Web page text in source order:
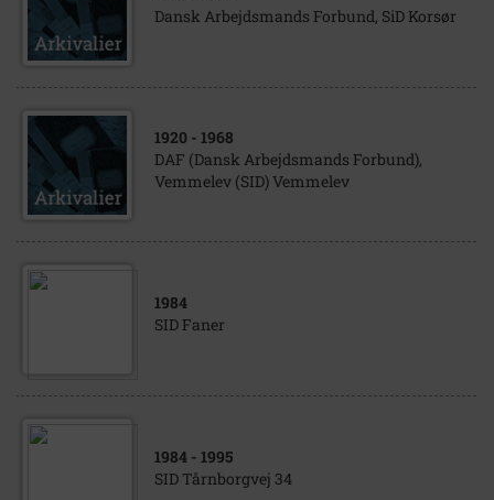
Dansk Arbejdsmands Forbund, SiD Korsør
1920 - 1968
DAF (Dansk Arbejdsmands Forbund),
Vemmelev (SID) Vemmelev
1984
SID Faner
1984 - 1995
SID Tårnborgvej 34